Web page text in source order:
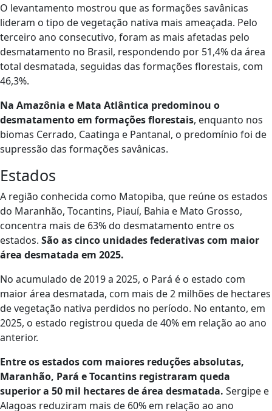
O levantamento mostrou que as formações savânicas
lideram o tipo de vegetação nativa mais ameaçada. Pelo
terceiro ano consecutivo, foram as mais afetadas pelo
desmatamento no Brasil, respondendo por 51,4% da área
total desmatada, seguidas das formações florestais, com
46,3%.
Na Amazônia e Mata Atlântica predominou o
desmatamento em formações florestais, enquanto nos
biomas Cerrado, Caatinga e Pantanal, o predomínio foi de
supressão das formações savânicas.
Estados
A região conhecida como Matopiba, que reúne os estados
do Maranhão, Tocantins, Piauí, Bahia e Mato Grosso,
concentra mais de 63% do desmatamento entre os
estados. São as cinco unidades federativas com maior
área desmatada em 2025.
No acumulado de 2019 a 2025, o Pará é o estado com
maior área desmatada, com mais de 2 milhões de hectares
de vegetação nativa perdidos no período. No entanto, em
2025, o estado registrou queda de 40% em relação ao ano
anterior.
Entre os estados com maiores reduções absolutas,
Maranhão, Pará e Tocantins registraram queda
superior a 50 mil hectares de área desmatada. Sergipe e
Alagoas reduziram mais de 60% em relação ao ano